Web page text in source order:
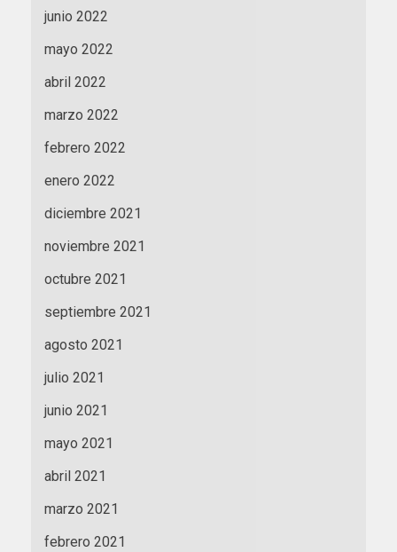
junio 2022
mayo 2022
abril 2022
marzo 2022
febrero 2022
enero 2022
diciembre 2021
noviembre 2021
octubre 2021
septiembre 2021
agosto 2021
julio 2021
junio 2021
mayo 2021
abril 2021
marzo 2021
febrero 2021